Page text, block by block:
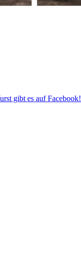
gibt es auf Facebook!